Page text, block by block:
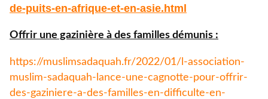
de-puits-en-afrique-et-en-asie.html
Offrir une gazinière à des familles démunis :
https://muslimsadaquah.fr/2022/01/l-association-
muslim-sadaquah-lance-une-cagnotte-pour-offrir-
des-gaziniere-a-des-familles-en-difficulte-en-